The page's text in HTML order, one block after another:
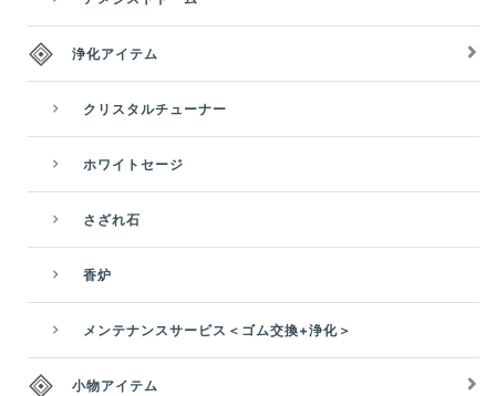
浄化アイテム
クリスタルチューナー
ホワイトセージ
さざれ石
香炉
メンテナンスサービス＜ゴム交換+浄化＞
小物アイテム